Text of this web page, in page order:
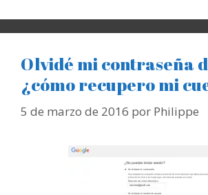
Olvidé mi contraseña
¿cómo recupero mi
5 de marzo de 2016 por Philippe